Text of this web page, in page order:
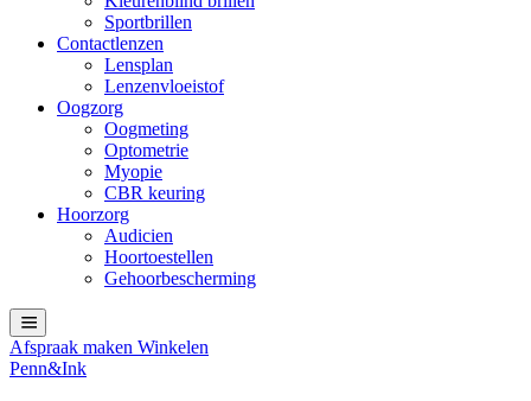
Sportbrillen
Contactlenzen
Lensplan
Lenzenvloeistof
Oogzorg
Oogmeting
Optometrie
Myopie
CBR keuring
Hoorzorg
Audicien
Hoortoestellen
Gehoorbescherming
Afspraak maken Winkelen
Penn&Ink